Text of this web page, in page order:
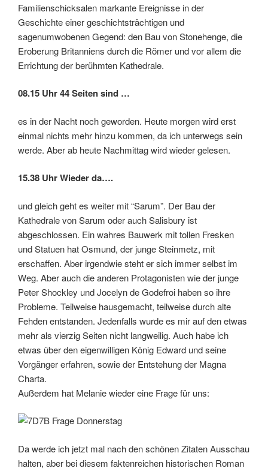
Familienschicksalen markante Ereignisse in der
Geschichte einer geschichtsträchtigen und
sagenumwobenen Gegend: den Bau von Stonehenge, die
Eroberung Britanniens durch die Römer und vor allem die
Errichtung der berühmten Kathedrale.
08.15 Uhr 44 Seiten sind …
es in der Nacht noch geworden. Heute morgen wird erst
einmal nichts mehr hinzu kommen, da ich unterwegs sein
werde. Aber ab heute Nachmittag wird wieder gelesen.
15.38 Uhr Wieder da….
und gleich geht es weiter mit “Sarum”. Der Bau der
Kathedrale von Sarum oder auch Salisbury ist
abgeschlossen. Ein wahres Bauwerk mit tollen Fresken
und Statuen hat Osmund, der junge Steinmetz, mit
erschaffen. Aber irgendwie steht er sich immer selbst im
Weg. Aber auch die anderen Protagonisten wie der junge
Peter Shockley und Jocelyn de Godefroi haben so ihre
Probleme. Teilweise hausgemacht, teilweise durch alte
Fehden entstanden. Jedenfalls wurde es mir auf den etwas
mehr als vierzig Seiten nicht langweilig. Auch habe ich
etwas über den eigenwilligen König Edward und seine
Vorgänger erfahren, sowie der Entstehung der Magna
Charta.
Außerdem hat Melanie wieder eine Frage für uns:
Da werde ich jetzt mal nach den schönen Zitaten Ausschau
halten, aber bei diesem faktenreichen historischen Roman